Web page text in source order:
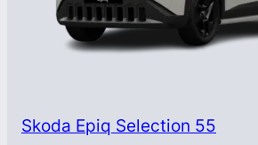
Skoda Epiq Selection 55